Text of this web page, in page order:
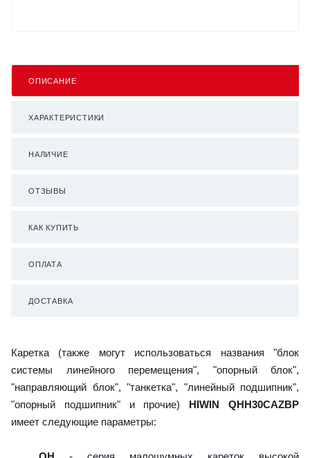
ОПИСАНИЕ
ХАРАКТЕРИСТИКИ
НАЛИЧИЕ
ОТЗЫВЫ
КАК КУПИТЬ
ОПЛАТА
ДОСТАВКА
Каретка (также могут использоваться названия "блок
системы линейного перемещения", "опорный блок",
"направляющий блок", "танкетка", "линейный подшипник",
"опорный подшипник" и прочие) HIWIN QHH30CAZBP
имеет следующие параметры: